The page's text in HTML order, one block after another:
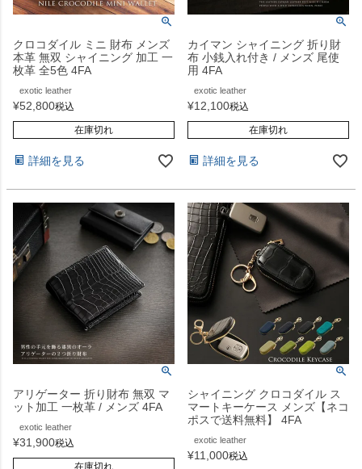
クロコダイル ミニ 財布 メンズ
本革 無双 シャイニング 加工 一
枚革 全5色 4FA
exotic leather
¥52,800税込
在庫切れ
詳細を見る
カイマン シャイニング 折り財
布 小銭入れ付き / メンズ 尾使
用 4FA
exotic leather
¥12,100税込
在庫切れ
詳細を見る
アリゲーター 折り財布 無双 マ
ット加工 一枚革 / メンズ 4FA
exotic leather
¥31,900税込
シャイニング クロコダイル ス
マートキーケース メンズ【ネコ
ポスで送料無料】 4FA
exotic leather
¥11,000税込